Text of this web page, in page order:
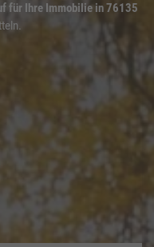
für Ihre Immobilie in 76135